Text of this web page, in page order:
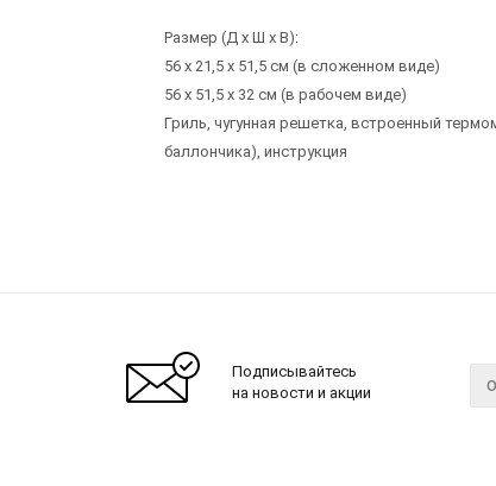
Размер (Д х Ш х В):
56 x 21,5 x 51,5 см (в сложенном виде)
56 х 51,5 х 32 см (в рабочем виде)
Гриль, чугунная решетка, встроенный
баллончика), инструкция
Подписывайтесь
на новости и акции